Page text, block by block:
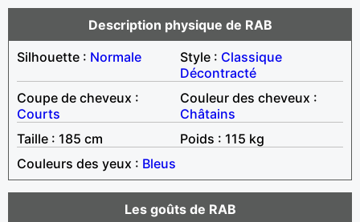
Description physique de RAB
Silhouette : Normale Style : Classique
Décontracté
Coupe de cheveux :
Courts
Couleur des cheveux :
Châtains
Taille : 185 cm
Poids : 115 kg
Couleurs des yeux : Bleus
Les goûts de RAB